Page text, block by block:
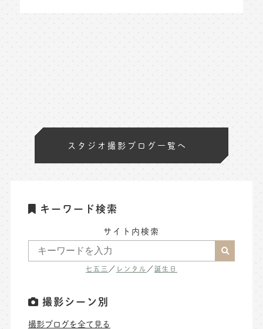
スタジオ撮影ブログ一覧へ
キーワード検索
サイト内検索
七五三 ／ レンタル ／誕生日
撮影シーン別
撮影ブログを全て見る